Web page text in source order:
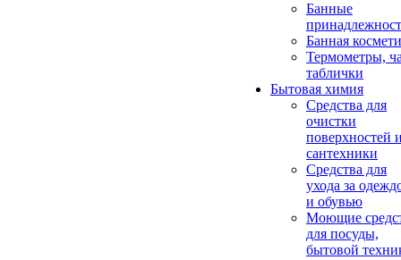
Банные
Банная
Термометры,
таблички
Бытовая химия
Средства для
очистки
поверхностей
сантехники
Средства для
ухода за
и обувью
Моющие
для посуды,
бытовой